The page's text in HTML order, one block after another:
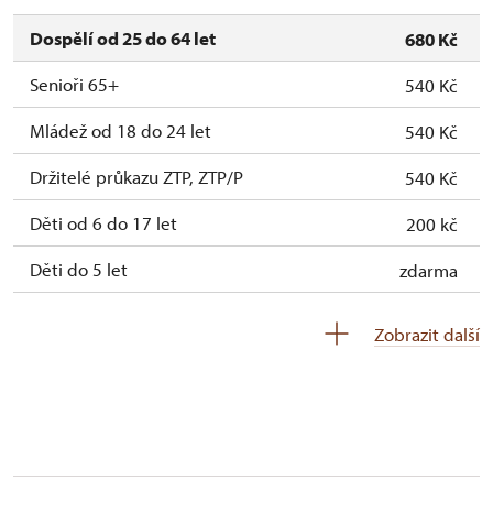
Dospělí od 25 do 64 let
680 Kč
Senioři 65+
540 Kč
Mládež od 18 do 24 let
540 Kč
Držitelé průkazu ZTP, ZTP/P
540 Kč
Děti od 6 do 17 let
200 kč
Děti do 5 let
zdarma
Zobrazit další